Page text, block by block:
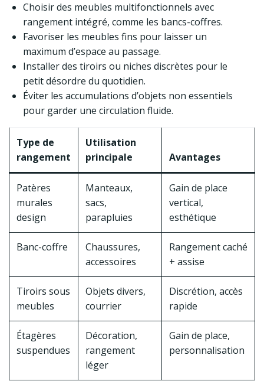
Choisir des meubles multifonctionnels avec
rangement intégré, comme les bancs-coffres.
Favoriser les meubles fins pour laisser un
maximum d’espace au passage.
Installer des tiroirs ou niches discrètes pour le
petit désordre du quotidien.
Éviter les accumulations d’objets non essentiels
pour garder une circulation fluide.
Type de
rangement
Utilisation
principale
Avantages
Patères
murales
design
Manteaux,
sacs,
parapluies
Gain de place
vertical,
esthétique
Banc-coffre
Chaussures,
accessoires
Rangement caché
+ assise
Tiroirs sous
meubles
Objets divers,
courrier
Discrétion, accès
rapide
Étagères
suspendues
Décoration,
rangement
léger
Gain de place,
personnalisation